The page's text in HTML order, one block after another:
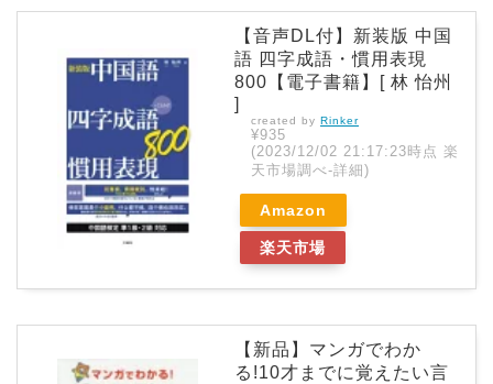
【音声DL付】新装版 中国
語 四字成語・慣用表現
800【電子書籍】[ 林 怡州
]
created by Rinker
¥935
(2023/12/02 21:17:23時点 楽
天市場調べ-詳細)
Amazon
楽天市場
【新品】マンガでわか
る!10才までに覚えたい言